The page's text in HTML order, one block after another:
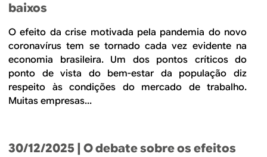
baixos
O efeito da crise motivada pela pandemia do novo
coronavírus tem se tornado cada vez evidente na
economia brasileira. Um dos pontos críticos do
ponto de vista do bem-estar da população diz
respeito às condições do mercado de trabalho.
Muitas empresas...
30/12/2025 | O debate sobre os efeitos